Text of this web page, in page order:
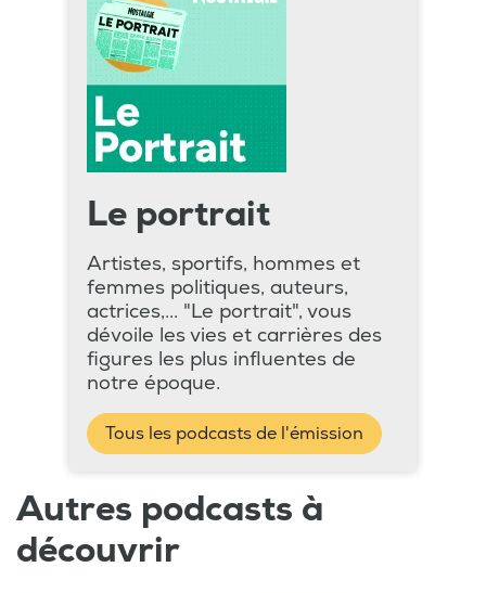
Le portrait
Artistes, sportifs, hommes et
femmes politiques, auteurs,
actrices,... "Le portrait", vous
dévoile les vies et carrières des
figures les plus influentes de
notre époque.
Tous les podcasts de l'émission
Autres podcasts à
découvrir